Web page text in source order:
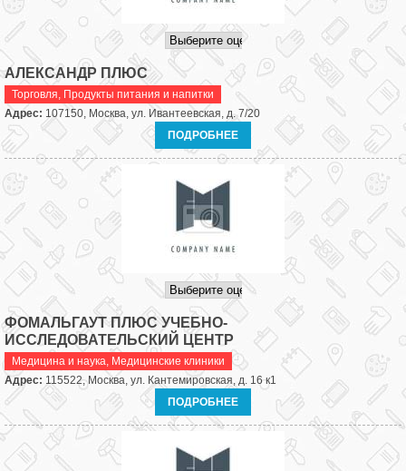
АЛЕКСАНДР ПЛЮС
Торговля, Продукты питания и напитки
Адрес: 107150, Москва, ул. Ивантеевская, д. 7/20
ПОДРОБНЕЕ
ФОМАЛЬГАУТ ПЛЮС УЧЕБНО-
ИССЛЕДОВАТЕЛЬСКИЙ ЦЕНТР
Медицина и наука, Медицинские клиники
Адрес: 115522, Москва, ул. Кантемировская, д. 16 к1
ПОДРОБНЕЕ